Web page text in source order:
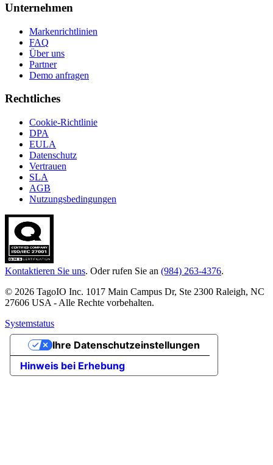
Unternehmen
Markenrichtlinien
FAQ
Über uns
Partner
Demo anfragen
Rechtliches
Cookie-Richtlinie
DPA
EULA
Datenschutz
Vertrauen
SLA
AGB
Nutzungsbedingungen
Kontaktieren Sie uns. Oder rufen Sie an (984) 263-4376.
© 2026 TagoIO Inc. 1017 Main Campus Dr, Ste 2300 Raleigh, NC
27606 USA - Alle Rechte vorbehalten.
Systemstatus
Hinweis bei Erhebung
Ihre Datenschutzeinstellungen